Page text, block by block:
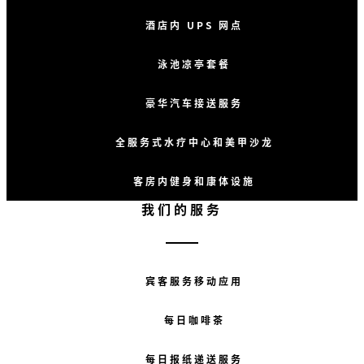
酒店内 UPS 网点
泳池凉亭套餐
豪华汽车接送服务
全服务式水疗中心和美甲沙龙
客房内健身和康体设施
我们的服务
宾客服务移动应用
每日咖啡茶
每日报纸递送服务